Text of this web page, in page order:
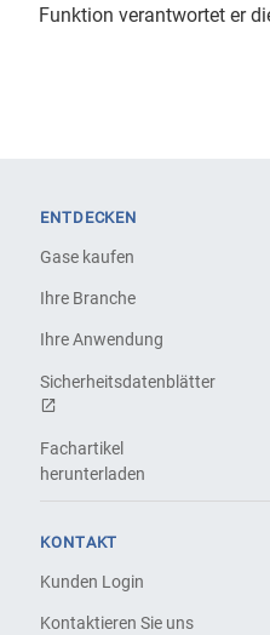
Funktion verantwortet er
ENTDECKEN
Gase kaufen
Ihre Branche
Ihre Anwendung
Sicherheitsdatenblätter
Fachartikel
herunterladen
KONTAKT
Kunden Login
Kontaktieren Sie uns